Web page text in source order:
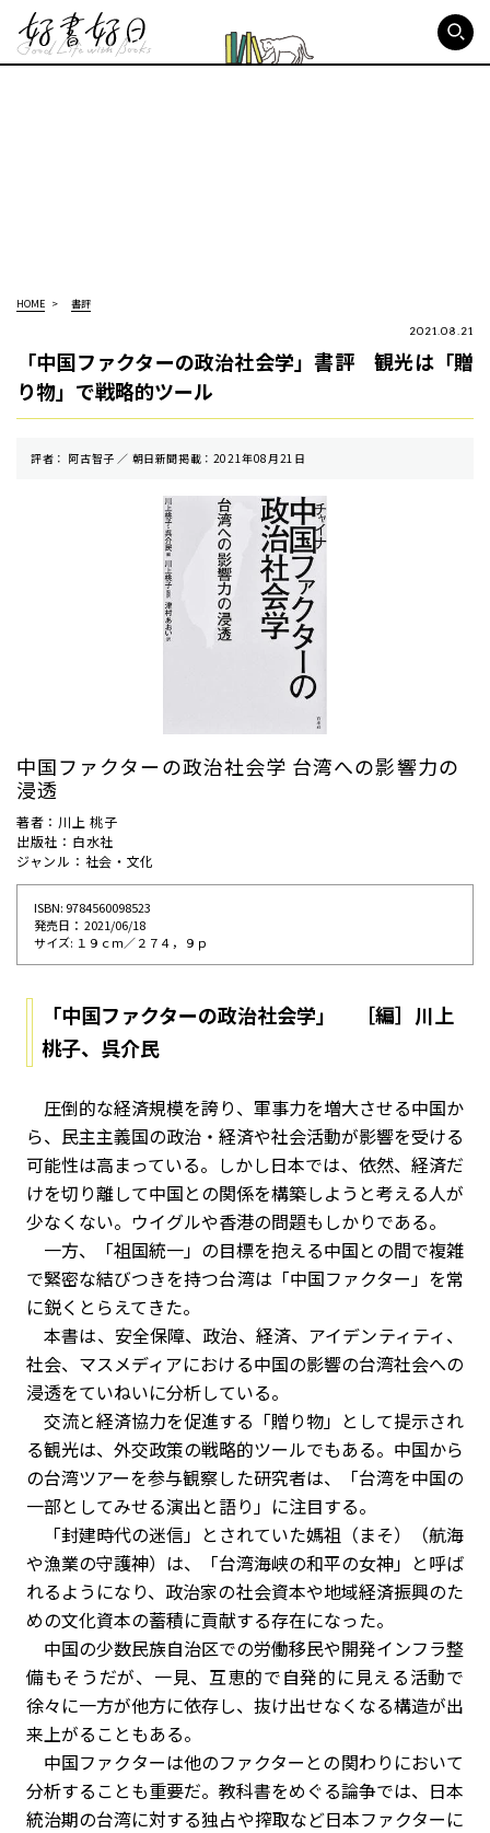
HOME 書評
2021.08.21
「中国ファクターの政治社会学」書評 観光は「贈
り物」で戦略的ツール
評者： 阿古智子 ／ 朝⽇新聞掲載：2021年08月21日
中国ファクターの政治社会学 台湾への影響力の
浸透
著者：川上 桃子
出版社：白水社
ジャンル：社会・文化
ISBN: 9784560098523
発売⽇： 2021/06/18
サイズ: １９ｃｍ／２７４，９ｐ
「中国ファクターの政治社会学」 ［編］川上
桃子、呉介民
圧倒的な経済規模を誇り、軍事力を増大させる中国か
ら、民主主義国の政治・経済や社会活動が影響を受ける
可能性は高まっている。しかし日本では、依然、経済だ
けを切り離して中国との関係を構築しようと考える人が
少なくない。ウイグルや香港の問題もしかりである。
一方、「祖国統一」の目標を抱える中国との間で複雑
で緊密な結びつきを持つ台湾は「中国ファクター」を常
に鋭くとらえてきた。
本書は、安全保障、政治、経済、アイデンティティ、
社会、マスメディアにおける中国の影響の台湾社会への
浸透をていねいに分析している。
交流と経済協力を促進する「贈り物」として提示され
る観光は、外交政策の戦略的ツールでもある。中国から
の台湾ツアーを参与観察した研究者は、「台湾を中国の
一部としてみせる演出と語り」に注目する。
「封建時代の迷信」とされていた媽祖（まそ）（航海
や漁業の守護神）は、「台湾海峡の和平の女神」と呼ば
れるようになり、政治家の社会資本や地域経済振興のた
めの文化資本の蓄積に貢献する存在になった。
中国の少数民族自治区での労働移民や開発インフラ整
備もそうだが、一見、互恵的で自発的に見える活動で
徐々に一方が他方に依存し、抜け出せなくなる構造が出
来上がることもある。
中国ファクターは他のファクターとの関わりにおいて
分析することも重要だ。教科書をめぐる論争では、日本
統治期の台湾に対する独占や搾取など日本ファクターに